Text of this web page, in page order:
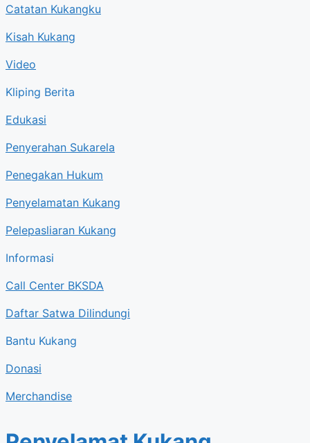
Catatan Kukangku
Kisah Kukang
Video
Kliping Berita
Edukasi
Penyerahan Sukarela
Penegakan Hukum
Penyelamatan Kukang
Pelepasliaran Kukang
Informasi
Call Center BKSDA
Daftar Satwa Dilindungi
Bantu Kukang
Donasi
Merchandise